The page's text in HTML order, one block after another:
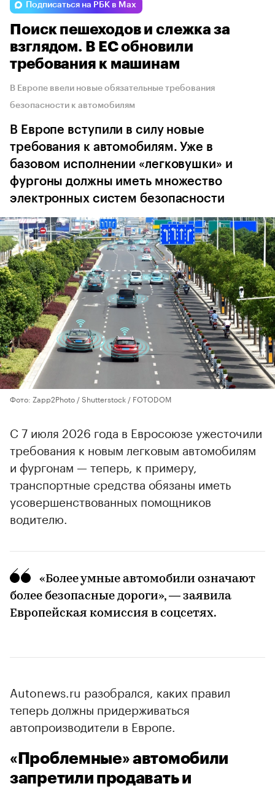
Geely Omoda Voyah
Подписаться на РБК в Max
Поиск пешеходов и слежка за
взглядом. В ЕС обновили
требования к машинам
В Европе ввели новые обязательные требования
безопасности к автомобилям
В Европе вступили в силу новые
требования к автомобилям. Уже в
базовом исполнении «легковушки» и
фургоны должны иметь множество
электронных систем безопасности
Фото: Zapp2Photo / Shutterstock / FOTODOM
С 7 июля 2026 года в Евросоюзе ужесточили
требования к новым легковым автомобилям
и фургонам — теперь, к примеру,
транспортные средства обязаны иметь
усовершенствованных помощников
водителю.
«Более умные автомобили означают
более безопасные дороги», — заявила
Европейская комиссия в соцсетях.
Autonews.ru разобрался, каких правил
теперь должны придерживаться
автопроизводители в Европе.
«Проблемные» автомобили
запретили продавать и